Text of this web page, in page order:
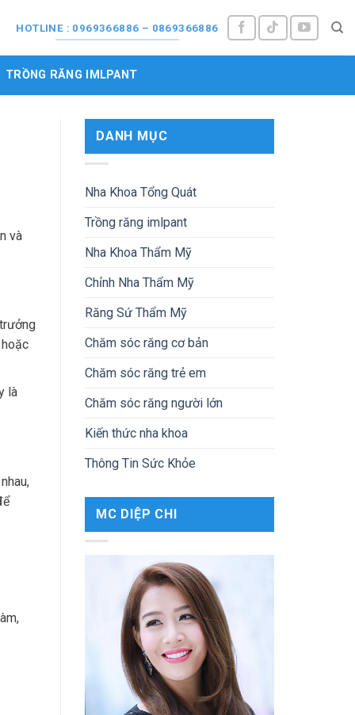
HOTLINE : 0969366886 – 0869366886
TRỒNG RĂNG IMLPANT
và
là
DANH MỤC
Nha Khoa Tổng Quát
Trồng răng imlpant
Nha Khoa Thẩm Mỹ
Chỉnh Nha Thẩm Mỹ
Răng Sứ Thẩm Mỹ
Chăm sóc răng cơ bản
Chăm sóc răng trẻ em
Chăm sóc răng người lớn
Kiến thức nha khoa
Thông Tin Sức Khỏe
MC DIỆP CHI